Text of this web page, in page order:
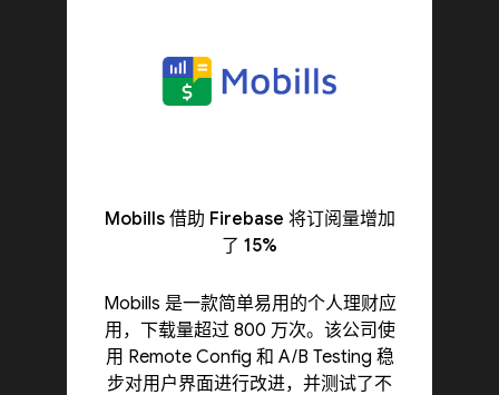
Mobills 借助 Firebase 将订阅量增加
了 15%
Mobills 是一款简单易用的个人理财应
用，下载量超过 800 万次。该公司使
用 Remote Config 和 A/B Testing 稳
步对用户界面进行改进，并测试了不